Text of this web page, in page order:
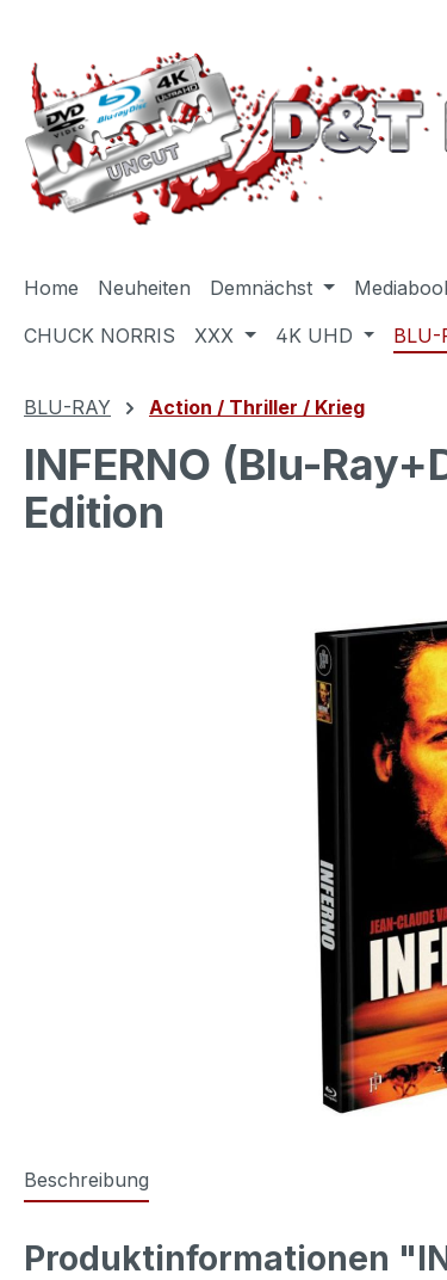
Home Neuheiten Demnächst
CHUCK NORRIS
XXX 4K UHD BLU-
BLU-RAY Action / Thriller / Krieg
INFERNO (Blu-
Edition
Beschreibung
Produktinformationen